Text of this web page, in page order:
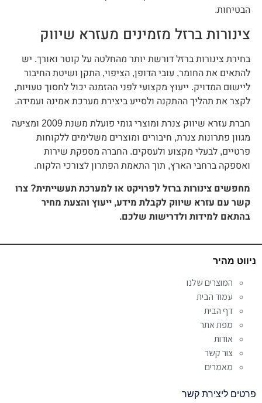
הבטיחות.
צינורות ברזל מזמינים מעזרא שיווק
בחירת צינורות ברזל דורשת יותר מהחלטה על קוטר ואורך. יש
להתאים את החומר, עובי הדופן, הציפוי, התקן ושיטת החיבור
ליישום המדויק. ייעוץ מקצועי לפני ההזמנה יכול לחסוך טעויות,
לקצר את תהליך ההתקנה ולסייע ביצירת מערכת אמינה ועמידה.
חברת עזרא שיווק צנרת ומוצרי גומי פועלת משנת 2009 ומציעה
מגוון פתרונות צנרת, חיבורים ומוצרים משלימים ללקוחות
פרטיים, לבעלי מקצוע ולעסקים. החברה מספקת שירות
ואספקה ברחבי הארץ, תוך התאמת הפתרון לצורכי הלקוח.
מחפשים צינורות ברזל לפרויקט או למערכת תעשייתית? צרו
קשר עם עזרא שיווק לקבלת מידע, ייעוץ והצעת מחיר
בהתאם למידות ולדרישות שלכם.
ניווט מהיר
המוצרים שלנו
עמוד הבית
דף הבית
מפת אתר
אודות
צור קשר
מאמרים
פרטים ליצירת קשר